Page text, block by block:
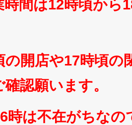
時間は12時頃から
の開店や17時頃の
認願います。
時は不在がちなの